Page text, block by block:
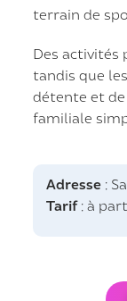
terrain de
Des activités
tandis que
détente et de
familiale
Adresse :
Tarif: à